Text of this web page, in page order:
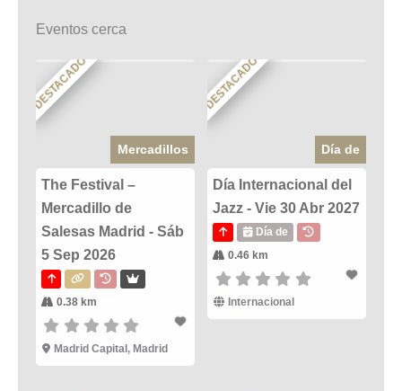
Eventos cerca
DESTACADO
Mercadillos
The Festival –
Mercadillo de
Salesas Madrid - Sáb
5 Sep 2026
0.38 km
Madrid Capital, Madrid
DESTACADO
Día de
Día Internacional del
Jazz - Vie 30 Abr 2027
Día de
0.46 km
Internacional